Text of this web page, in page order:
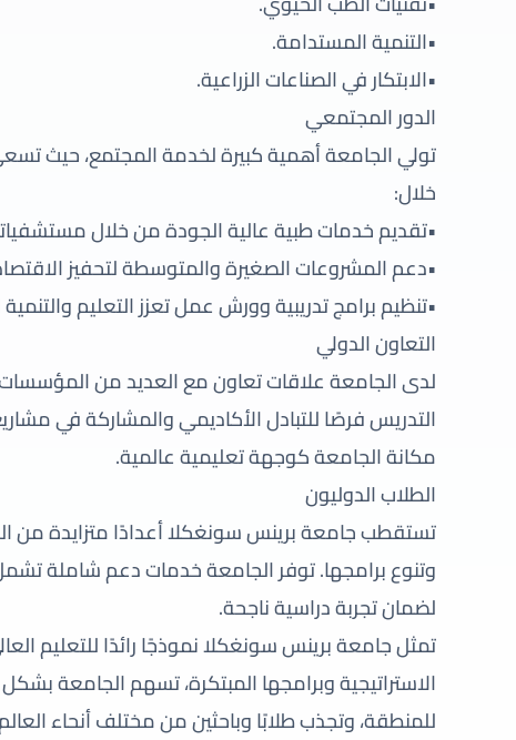
•التنمية المستدامة.
•الابتكار في الصناعات الزراعية.
الدور المجتمعي
تولي الجامعة أهمية كبيرة لخدمة المجتمع، حيث
خلال:
•تقديم خدمات طبية عالية الجودة من خلال
•دعم المشروعات الصغيرة والمتوسطة لتحفيز
•تنظيم برامج تدريبية وورش عمل تعزز التعليم
التعاون الدولي
لدى الجامعة علاقات تعاون مع العديد من المؤسسات
التدريس فرصًا للتبادل الأكاديمي والمشاركة في
مكانة الجامعة كوجهة تعليمية عالمية.
الطلاب الدوليون
تستقطب جامعة برينس سونغكلا أعدادًا متزايدة من
وتنوع برامجها. توفر الجامعة خدمات دعم شاملة
لضمان تجربة دراسية ناجحة.
تمثل جامعة برينس سونغكلا نموذجًا رائدًا للتعليم
الاستراتيجية وبرامجها المبتكرة، تسهم الجامعة
للمنطقة، وتجذب طلابًا وباحثين من مختلف أنحاء